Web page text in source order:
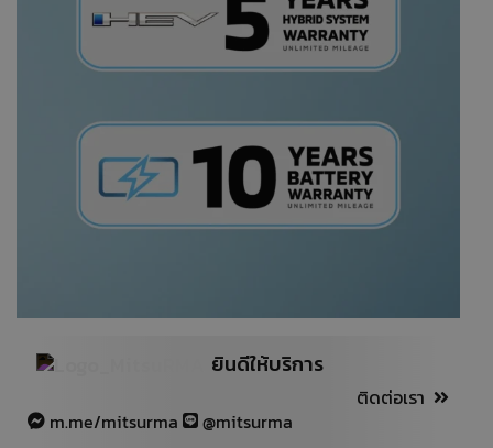
ยินดีให้บริการ
ติดต่อเรา
m.me/mitsurma
@mitsurma